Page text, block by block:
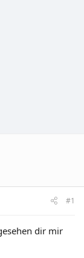
#1
dir mir